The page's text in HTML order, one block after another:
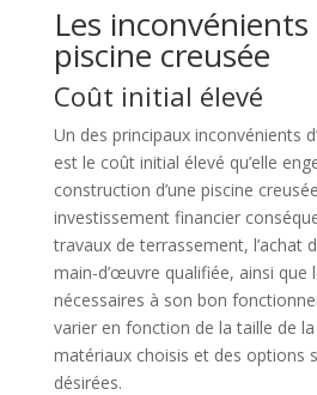
Les inconvénients
piscine creusée
Coût initial élevé
Un des principaux inconvénients
est le coût initial élevé qu’elle
construction d’une piscine
investissement financier
travaux de terrassement, l’achat
main-d’œuvre qualifiée, ainsi que
nécessaires à son bon
varier en fonction de la taille de
matériaux choisis et des options
désirées.